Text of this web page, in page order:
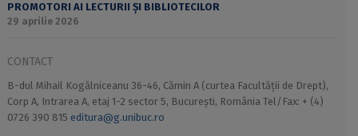
PROMOTORI AI LECTURII ȘI BIBLIOTECILOR
29 aprilie 2026
CONTACT
B-dul Mihail Kogălniceanu 36-46, Cămin A (curtea Facultății de Drept),
Corp A, Intrarea A, etaj 1-2 sector 5, București, România Tel/Fax: + (4)
0726 390 815 editura@g.unibuc.ro